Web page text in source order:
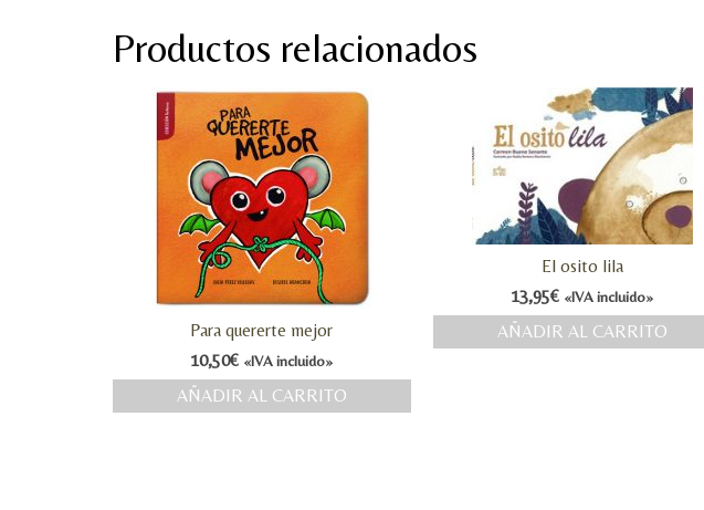
Productos relacionados
Para quererte mejor
10,50€ «IVA incluido»
AÑADIR AL CARRITO
El osito lila
13,95€ «IVA incluido»
AÑADIR AL CARRITO